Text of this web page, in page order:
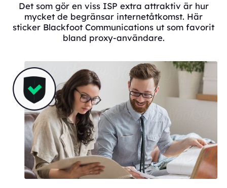
Det som gör en viss ISP extra attraktiv är hur
mycket de begränsar internetåtkomst. Här
sticker Blackfoot Communications ut som favorit
bland proxy-användare.